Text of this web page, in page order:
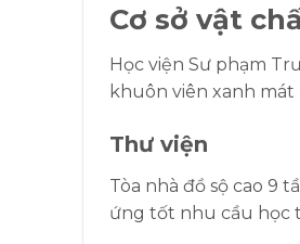
Cơ sở vật
Học viện Sư phạm
khuôn viên xanh
Thư viện
Tòa nhà đồ sộ cao 9
ứng tốt nhu cầu học